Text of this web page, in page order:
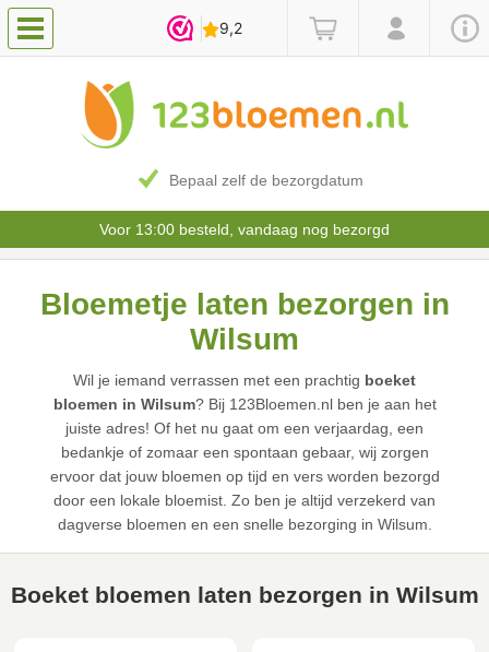
Bepaal zelf de bezorgdatum
Voor 13:00 besteld, vandaag nog bezorgd
Bloemetje laten bezorgen in
Wilsum
Wil je iemand verrassen met een prachtig boeket
bloemen in Wilsum? Bij 123Bloemen.nl ben je aan het
juiste adres! Of het nu gaat om een verjaardag, een
bedankje of zomaar een spontaan gebaar, wij zorgen
ervoor dat jouw bloemen op tijd en vers worden bezorgd
door een lokale bloemist. Zo ben je altijd verzekerd van
dagverse bloemen en een snelle bezorging in Wilsum.
Boeket bloemen laten bezorgen in Wilsum